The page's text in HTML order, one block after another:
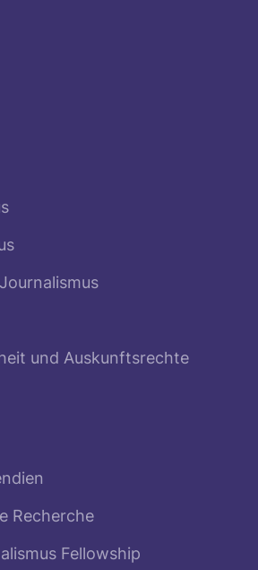
und Auskunftsrechte
Recherche
Fellowship